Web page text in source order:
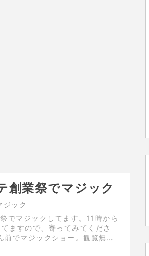
創業祭でマジック
ジック
でマジックしてます。11時から
ますので、寄ってみてくださ